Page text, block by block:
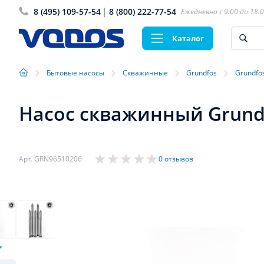
8 (495) 109-57-54 8 (800) 222-77-54 Ежедневно с 9:00 до
Каталог
› Бытовые насосы › Скважинные › Grundfos ›
Насос скважинный
Арт. GRN96510206 0 отзывов